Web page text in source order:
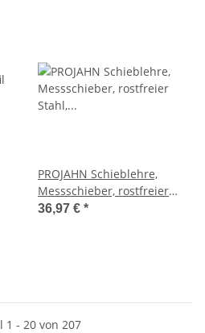
PROJAHN Schieblehre,
Messschieber, rostfreier
Stahl, Messbereich 0-
36,97 € *
1 - 20 von 207